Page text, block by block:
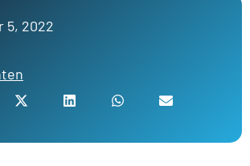
5, 2022